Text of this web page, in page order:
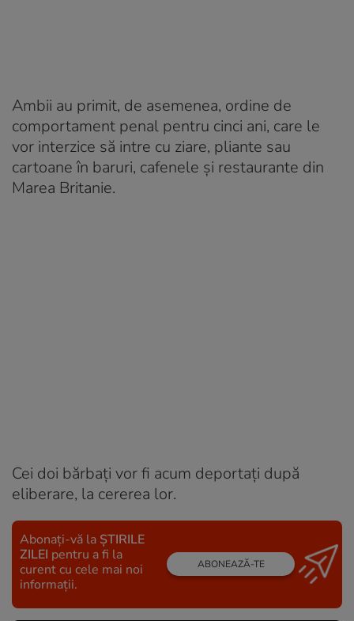
Ambii au primit, de asemenea, ordine de
comportament penal pentru cinci ani, care le
vor interzice să intre cu ziare, pliante sau
cartoane în baruri, cafenele și restaurante din
Marea Britanie.
Cei doi bărbați vor fi acum deportați după
eliberare, la cererea lor.
Abonați-vă la ȘTIRILE
ZILEI pentru a fi la
curent cu cele mai noi
informații.
ABONEAZĂ-TE